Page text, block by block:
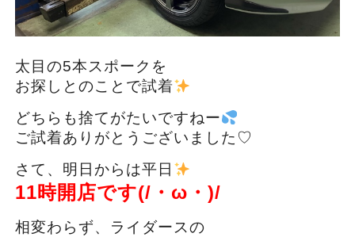
太目の5本スポークを
お探しとのことで試着
どちらも捨てがたいですねー
ご試着ありがとうございました♡
さて、明日からは平日
11時開店です(/・ω・)/
相変わらず、ライダースの